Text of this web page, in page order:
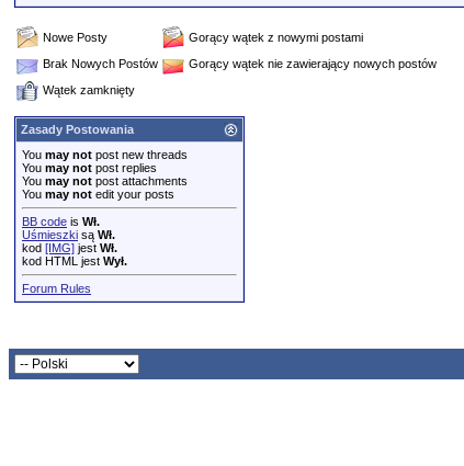
Nowe Posty
Gorący wątek z nowymi postami
Brak Nowych Postów
Gorący wątek nie zawierający nowych postów
Wątek zamknięty
Zasady Postowania
You may not post new threads
You may not post replies
You may not post attachments
You may not edit your posts
BB code is Wł.
Uśmieszki są Wł.
kod [IMG] jest Wł.
kod HTML jest Wył.
Forum Rules